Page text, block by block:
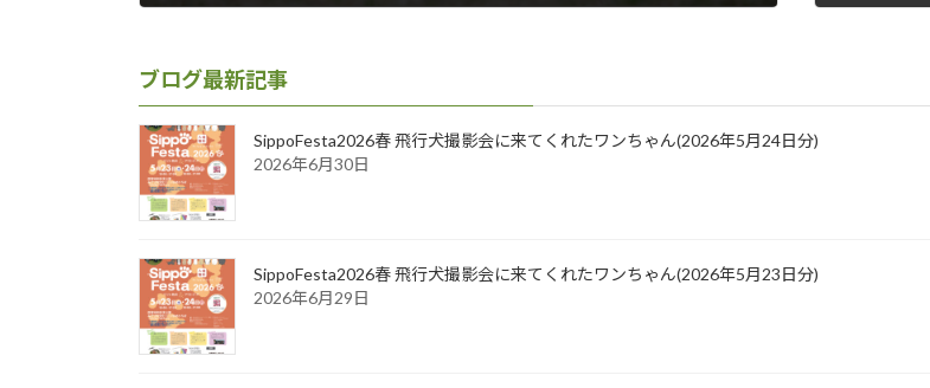
ブログ最新記事
SippoFesta2026春 飛行犬撮影会に来てくれたワンちゃん(2026年5月24日分)
2026年6月30日
SippoFesta2026春 飛行犬撮影会に来てくれたワンちゃん(2026年5月23日分)
2026年6月29日